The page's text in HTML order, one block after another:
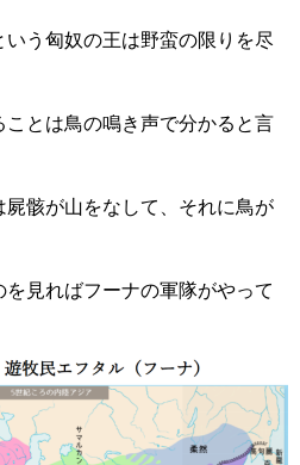
う匈奴の王は野蛮の限りを尽
とは鳥の鳴き声で分かると言
骸が山をなして、それに鳥が
見ればフーナの軍隊がやって